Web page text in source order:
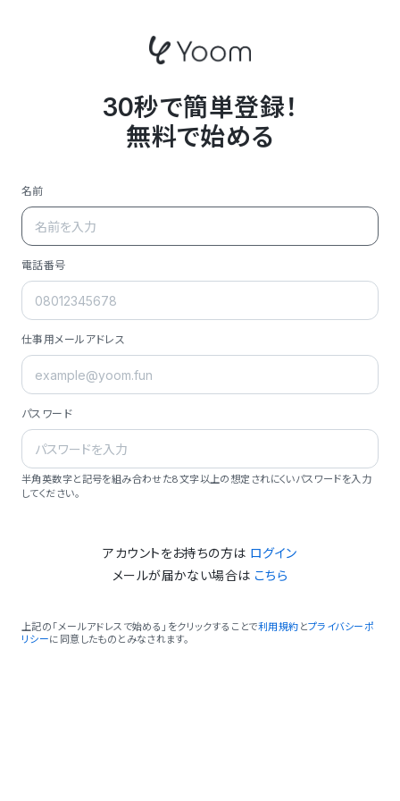
30秒で簡単登録！
無料で始める
名前
電話番号
仕事用メールアドレス
パスワード
半角英数字と記号を組み合わせた8文字以上の想定されにくいパスワードを入力
してください。
アカウントをお持ちの方は ログイン
メールが届かない場合は こちら
上記の「メールアドレスで始める」をクリックすることで利用規約 とプライバシーポ
リシーに同意したものとみなされます。